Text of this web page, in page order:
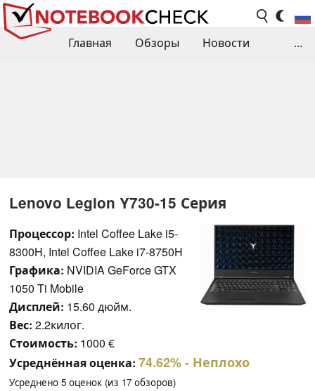
Главная Обзоры
Новости
...
Lenovo Legion Y730-15 Серия
Процессор: Intel Coffee Lake i5-
8300H, Intel Coffee Lake i7-8750H
Графика: NVIDIA GeForce GTX
1050 Ti Mobile
Дисплей: 15.60 дюйм.
Вес: 2.2килог.
Стоимость: 1000 €
Усреднённая оценка: 74.62%- Неплохо
Усреднено 5 оценок (из 17 обзоров)